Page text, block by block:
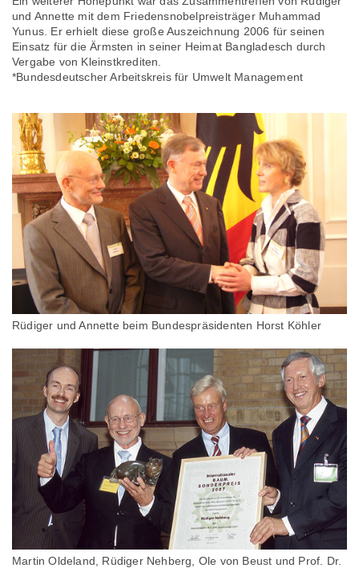
und Annette mit dem Friedensnobelpreisträger Muhammad
Yunus. Er erhielt diese große Auszeichnung 2006 für seinen
Einsatz für die Ärmsten in seiner Heimat Bangladesch durch
Vergabe von Kleinstkrediten.
*Bundesdeutscher Arbeitskreis für Umwelt Management
Rüdiger und Annette beim Bundespräsidenten Horst Köhler
Martin Oldeland, Rüdiger Nehberg, Ole von Beust und Prof. Dr.